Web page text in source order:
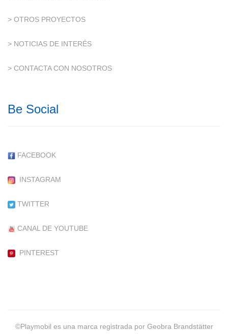
> OTROS PROYECTOS
> NOTICIAS DE INTERÉS
> CONTACTA CON NOSOTROS
Be Social
FACEBOOK
INSTAGRAM
TWITTER
CANAL DE YOUTUBE
PINTEREST
©Playmobil es una marca registrada por Geobra Brandstätter